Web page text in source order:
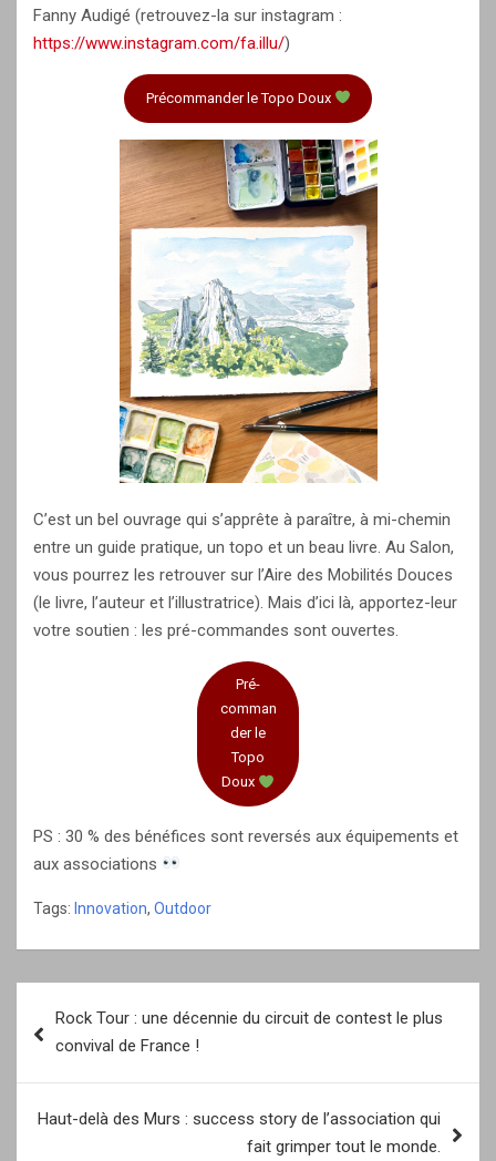
Fanny Audigé (retrouvez-la sur instagram :
https://www.instagram.com/fa.illu/)
Précommander le Topo Doux
C’est un bel ouvrage qui s’apprête à paraître, à mi-chemin
entre un guide pratique, un topo et un beau livre. Au Salon,
vous pourrez les retrouver sur l’Aire des Mobilités Douces
(le livre, l’auteur et l’illustratrice). Mais d’ici là, apportez-leur
votre soutien : les pré-commandes sont ouvertes.
Pré-
comman
der le
Topo
Doux
PS : 30 % des bénéfices sont reversés aux équipements et
aux associations
Tags: Innovation, Outdoor
de
Rock Tour : une décennie du circuit de contest le plus
convival de France !
Haut-delà des Murs : success story de l’association qui
fait grimper tout le monde.